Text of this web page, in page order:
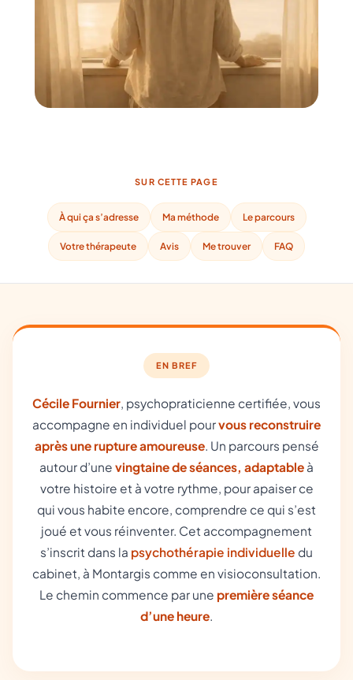
SUR CETTE PAGE
À qui ça s’adresse Ma méthode Le parcours
Votre thérapeute Avis Me trouver FAQ
EN BREF
Cécile Fournier , psychopraticienne certifiée, vous
accompagne en individuel pourvous reconstruire
après une rupture amoureuse. Un parcours pensé
autour d’une vingtaine de séances, adaptable à
votre histoire et à votre rythme, pour apaiser ce
qui vous habite encore, comprendre ce qui s’est
joué et vous réinventer. Cet accompagnement
s’inscrit dans la psychothérapie individuelle du
cabinet, à Montargis comme en visioconsultation.
Le chemin commence par une première séance
d’une heure